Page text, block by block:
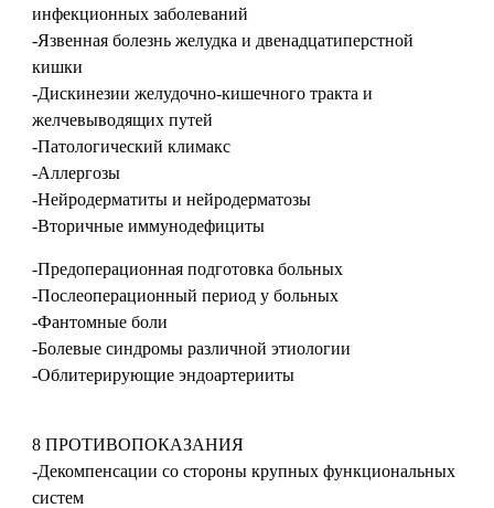
инфекционных заболеваний
-Язвенная болезнь желудка и двенадцатиперстной
кишки
-Дискинезии желудочно-кишечного тракта и
желчевыводящих путей
-Патологический климакс
-Аллергозы
-Нейродерматиты и нейродерматозы
-Вторичные иммунодефициты
-Предоперационная подготовка больных
-Послеоперационный период у больных
-Фантомные боли
-Болевые синдромы различной этиологии
-Облитерирующие эндоартерииты
8 ПРОТИВОПОКАЗАНИЯ
-Декомпенсации со стороны крупных функциональных
систем